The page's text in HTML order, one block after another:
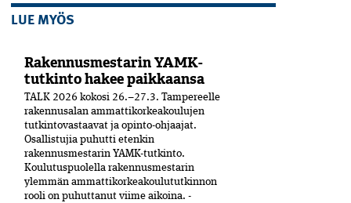
LUE MYÖS
Rakennusmestarin YAMK-
tutkinto hakee paikkaansa
TALK 2026 kokosi 26.–27.3. Tampereelle
rakennusalan ammattikorkeakoulujen
tutkintovastaavat ja opinto-ohjaajat.
Osallistujia puhutti etenkin
rakennusmestarin YAMK-tutkinto.
Koulutuspuolella rakennusmestarin
ylemmän ammattikorkeakoulututkinnon
rooli on puhuttanut viime ­aikoina. ­